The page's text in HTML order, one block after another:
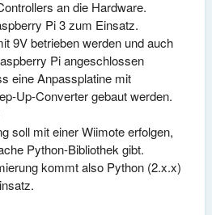
an die Hardware.
Pi 3 zum Einsatz.
9V betrieben werden und auch
Pi angeschlossen
eine Anpassplatine mit
Up-Converter gebaut werden.
soll mit einer Wiimote erfolgen,
Python-Bibliothek gibt.
kommt also Python (2.x.x)